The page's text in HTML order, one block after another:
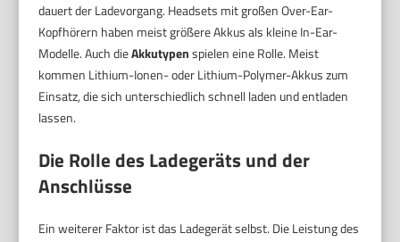
dauert der Ladevorgang. Headsets mit großen Over-Ear-
Kopfhörern haben meist größere Akkus als kleine In-Ear-
Modelle. Auch dieAkkutypenspielen eine Rolle. Meist
kommen Lithium-Ionen- oder Lithium-Polymer-Akkus zum
Einsatz, die sich unterschiedlich schnell laden und entladen
lassen.
Die Rolle des Ladegeräts und der
Anschlüsse
Ein weiterer Faktor ist das Ladegerät selbst. Die Leistung des